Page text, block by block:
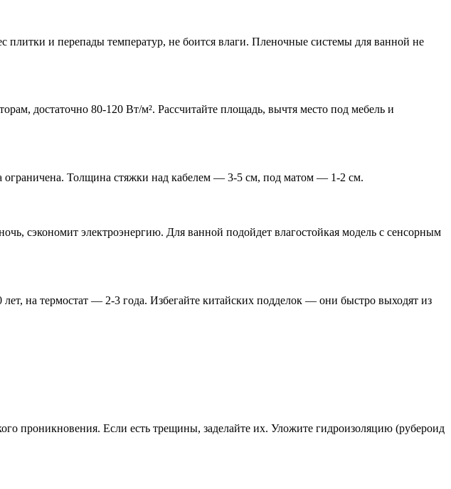
и перепады температур, не боится влаги. Пленочные системы для ванной не
достаточно 80-120 Вт/м². Рассчитайте площадь, вычтя место под мебель и
Толщина стяжки над кабелем — 3-5 см, под матом — 1-2 см.
сэкономит электроэнергию. Для ванной подойдет влагостойкая модель с сенсорным
на термостат — 2-3 года. Избегайте китайских подделок — они быстро выходят из
проникновения. Если есть трещины, заделайте их. Уложите гидроизоляцию (рубероид